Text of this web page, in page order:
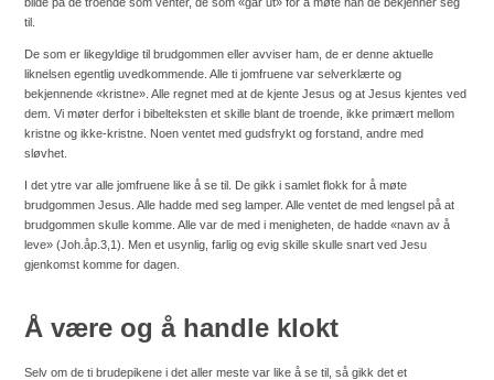
til.
De som er likegyldige til brudgommen eller avviser ham, de er denne aktuelle
liknelsen egentlig uvedkommende. Alle ti jomfruene var selverklærte og
bekjennende «kristne». Alle regnet med at de kjente Jesus og at Jesus kjentes ved
dem. Vi møter derfor i bibelteksten et skille blant de troende, ikke primært mellom
kristne og ikke-kristne. Noen ventet med gudsfrykt og forstand, andre med
sløvhet.
I det ytre var alle jomfruene like å se til. De gikk i samlet flokk for å møte
brudgommen Jesus. Alle hadde med seg lamper. Alle ventet de med lengsel på at
brudgommen skulle komme. Alle var de med i menigheten, de hadde «navn av å
leve» (Joh.åp.3,1). Men et usynlig, farlig og evig skille skulle snart ved Jesu
gjenkomst komme for dagen.
Å være og å handle klokt
Selv om de ti brudepikene i det aller meste var like å se til, så gikk det et